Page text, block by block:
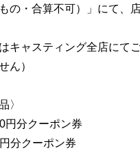
の・合算不可）」にて、
はキャスティング全店にて
ん）
〉
分クーポン券
分クーポン券